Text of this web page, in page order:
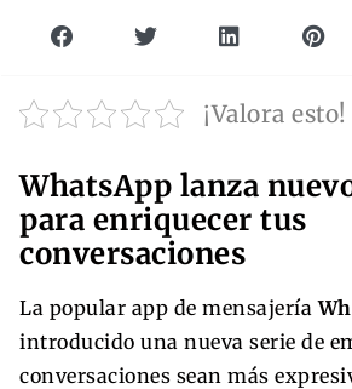
¡Valora esto!
WhatsApp lanza
para enriquecer tus
conversaciones
La popular app de mensajería
introducido una nueva serie de
conversaciones sean más